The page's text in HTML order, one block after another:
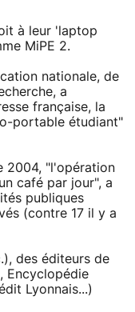
à leur 'laptop
MiPE 2.
nationale, de
a
française, la
portable étudiant"
2004, "l'opération
café par jour", a
publiques
(contre 17 il y a
des éditeurs de
Encyclopédie
Lyonnais...)